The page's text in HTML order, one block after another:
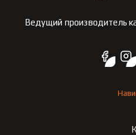
Ведущий производитель